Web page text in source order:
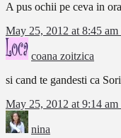
A pus ochii pe ceva in
May 25, 2012 at 8:45 am
coana zoitzica
si cand te gandesti ca
May 25, 2012 at 9:14 am
nina